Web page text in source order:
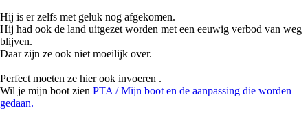
Hij is er zelfs met geluk nog afgekomen.
Hij had ook de land uitgezet worden met een eeuwig verbod van weg
blijven.
Daar zijn ze ook niet moeilijk over.
Perfect moeten ze hier ook invoeren .
Wil je mijn boot zien PTA / Mijn boot en de aanpassing die worden
gedaan.